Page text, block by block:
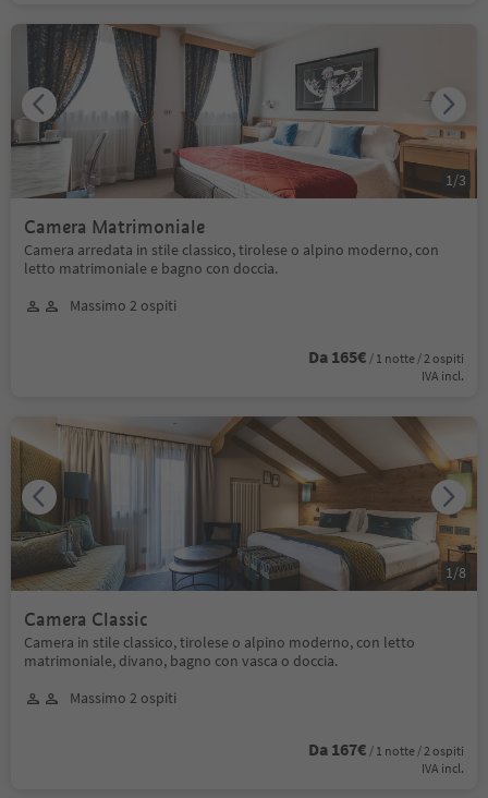
Camera Matrimoniale
Camera arredata in stile classico, tirolese o alpino moderno, con
letto matrimoniale e bagno con doccia.
Massimo 2 ospiti
Da 165€ / 1 notte / 2 ospiti
IVA incl.
1/3
Camera Classic
Camera in stile classico, tirolese o alpino moderno, con letto
matrimoniale, divano, bagno con vasca o doccia.
Massimo 2 ospiti
Da 167€ / 1 notte / 2 ospiti
IVA incl.
1/8